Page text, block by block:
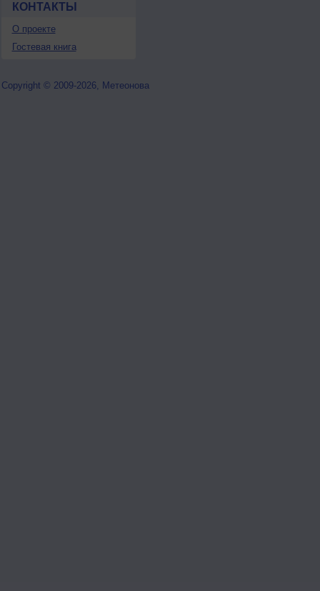
КОНТАКТЫ
О проекте
Гостевая книга
Copyright © 2009-2026, Метеонова